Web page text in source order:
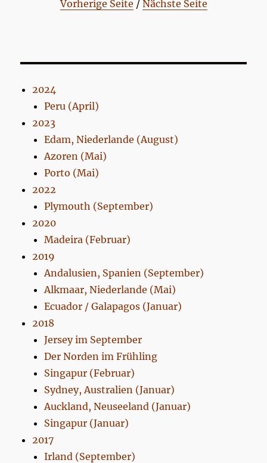
Vorherige Seite / Nächste Seite
2024
Peru (April)
2023
Edam, Niederlande (August)
Azoren (Mai)
Porto (Mai)
2022
Plymouth (September)
2020
Madeira (Februar)
2019
Andalusien, Spanien (September)
Alkmaar, Niederlande (Mai)
Ecuador / Galapagos (Januar)
2018
Jersey im September
Der Norden im Frühling
Singapur (Februar)
Sydney, Australien (Januar)
Auckland, Neuseeland (Januar)
Singapur (Januar)
2017
Irland (September)